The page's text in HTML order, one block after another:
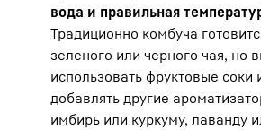
вода и правильная
Традиционно комбуча
зеленого или черного чая, но
использовать фруктовые соки
добавлять другие
имбирь или куркуму, лаванду